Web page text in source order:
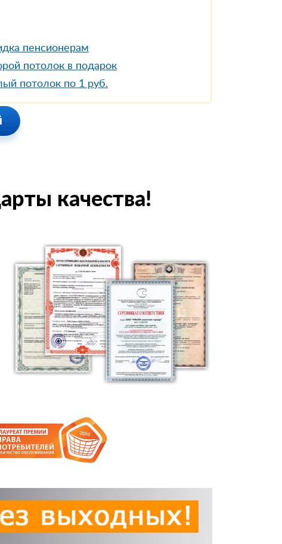
пенсионерам
потолок в подарок
потолок по 1 руб.
качества!